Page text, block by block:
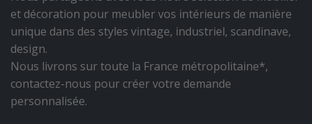
et décoration pour meubler vos intérieurs de manière
unique dans des styles vintage, industriel, scandinave,
design.
Nous livrons sur toute la France métropolitaine*,
contactez-nous pour créer votre demande
personnalisée.